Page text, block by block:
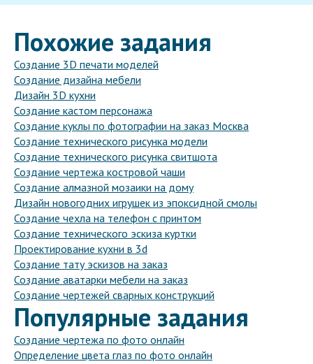
Похожие задания
Создание 3D печати моделей
Создание дизайна мебели
Дизайн 3D кухни
Создание кастом персонажа
Создание куклы по фотографии на заказ Москва
Создание технического рисунка модели
Создание технического рисунка свитшота
Создание чертежа костровой чаши
Создание алмазной мозаики на дому
Дизайн новогодних игрушек из эпоксидной смолы
Создание чехла на телефон с принтом
Создание технического эскиза куртки
Проектирование кухни в 3d
Создание тату эскизов на заказ
Создание аватарки мебели на заказ
Создание чертежей сварных конструкций
Популярные задания
Создание чертежа по фото онлайн
Определение цвета глаз по фото онлайн